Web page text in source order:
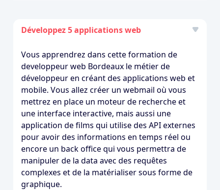
Développez 5 applications web
Vous apprendrez dans cette formation de
developpeur web Bordeaux le métier de
développeur en créant des applications web et
mobile. Vous allez créer un webmail où vous
mettrez en place un moteur de recherche et
une interface interactive, mais aussi une
application de films qui utilise des API externes
pour avoir des informations en temps réel ou
encore un back office qui vous permettra de
manipuler de la data avec des requêtes
complexes et de la matérialiser sous forme de
graphique.